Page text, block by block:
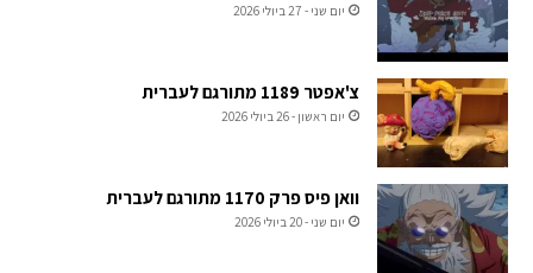
יום שני - 27 ביולי 2026
צ'אפטר 1189 מתורגם לעברית
יום ראשון - 26 ביולי 2026
וואן פיס פרק 1170 מתורגם לעברית
יום שני - 20 ביולי 2026